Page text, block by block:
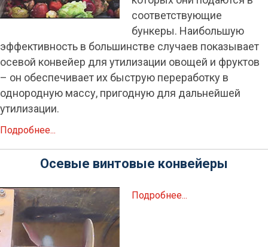
соответствующие
бункеры. Наибольшую
эффективность в большинстве случаев показывает
осевой конвейер для утилизации овощей и фруктов
– он обеспечивает их быструю переработку в
однородную массу, пригодную для дальнейшей
утилизации.
Подробнее...
Осевые винтовые конвейеры
Подробнее...